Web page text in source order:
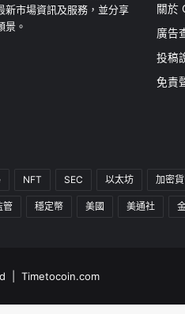
新市場資訊及服務，並分享
景。
關於
廣告
投稿
免責
NFT SEC 以太坊 加密
管 穩定幣 美國 美通社
| Timetocoin.com